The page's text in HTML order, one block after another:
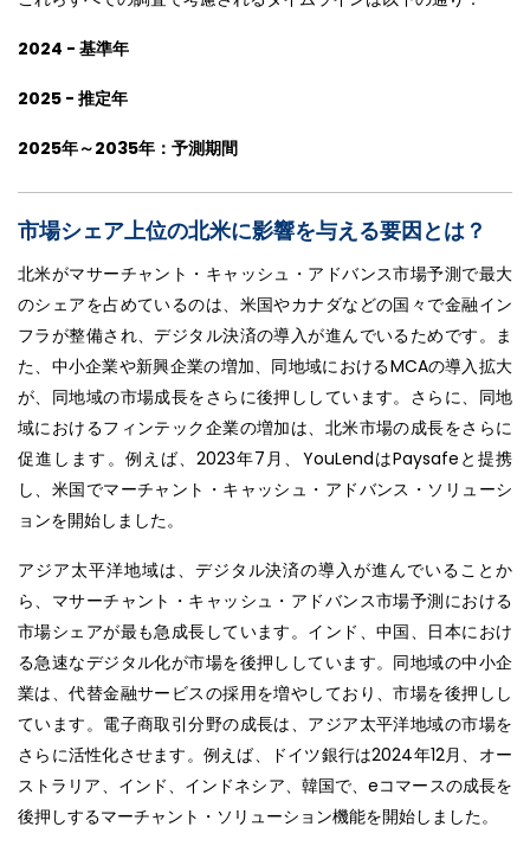
2024 - 基準年
2025 - 推定年
2025年～2035年：予測期間
市場シェア上位の北米に影響を与える要因とは？
北米がマサーチャント・キャッシュ・アドバンス市場予測で最大
のシェアを占めているのは、米国やカナダなどの国々で金融イン
フラが整備され、デジタル決済の導入が進んでいるためです。ま
た、中小企業や新興企業の増加、同地域におけるMCAの導入拡大
が、同地域の市場成長をさらに後押ししています。さらに、同地
域におけるフィンテック企業の増加は、北米市場の成長をさらに
促進します。例えば、2023年7月、YouLendはPaysafeと提携
し、米国でマーチャント・キャッシュ・アドバンス・ソリューシ
ョンを開始しました。
アジア太平洋地域は、デジタル決済の導入が進んでいることか
ら、マサーチャント・キャッシュ・アドバンス市場予測における
市場シェアが最も急成長しています。インド、中国、日本におけ
る急速なデジタル化が市場を後押ししています。同地域の中小企
業は、代替金融サービスの採用を増やしており、市場を後押しし
ています。電子商取引分野の成長は、アジア太平洋地域の市場を
さらに活性化させます。例えば、ドイツ銀行は2024年12月、オー
ストラリア、インド、インドネシア、韓国で、eコマースの成長を
後押しするマーチャント・ソリューション機能を開始しました。